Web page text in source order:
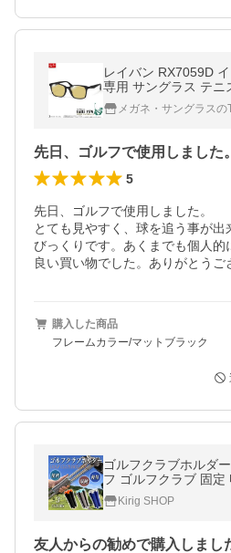
レイバン RX7059D
専用 サングラス テニ
Banメガネ・サングラスの
5
先日、ゴルフで使用しました。
とても見やすく、球を追う事が出
びっくりです。あくまでも個人的
良い買い物でした。ありがとうご
購入した商品
フレームカラー/マットブラック
ゴルフクラブホルダ
フ ゴルフクラブ 固定
便利Kirig SHOP